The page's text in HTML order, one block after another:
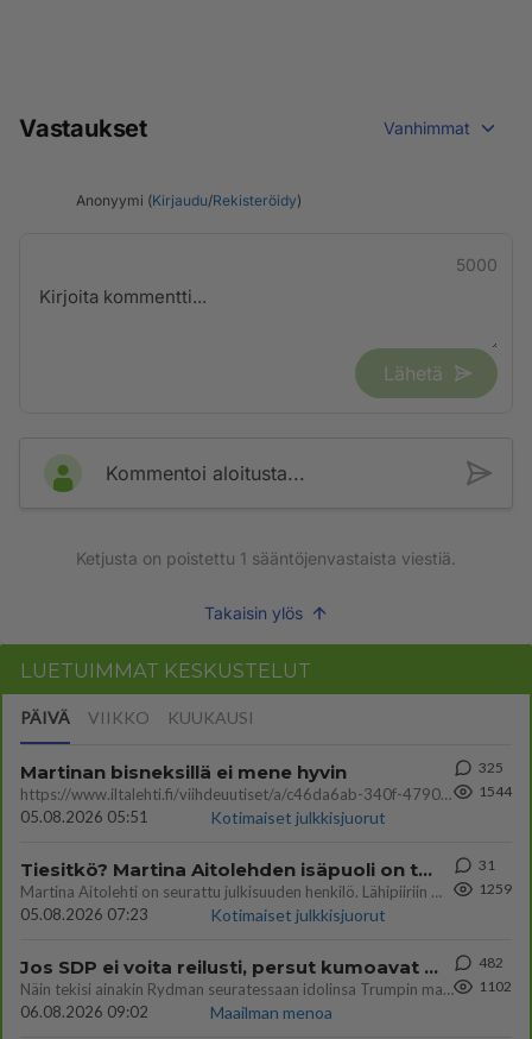
Vastaukset Vanhimmat
Anonyymi (Kirjaudu/Rekisteröidy)
5000
Lähetä
Kommentoi aloitusta...
Ketjusta on poistettu 1 sääntöjenvastaista viestiä.
Takaisin ylös
LUETUIMMAT KESKUSTELUT
PÄIVÄ VIIKKO KUUKAUSI
Martinan bisneksillä ei mene hyvin
https://www.iltalehti.fi/viihdeuutiset/a/c46da6ab-340f-4790-aaa7-0865eed2336 Yrityksen konkurssihakemus on tullut kärä
05.08.2026 05:51
Kotimaiset julkkisjuorut
325
1544
Tiesitkö? Martina Aitolehden isäpuoli on tämä suosittu laulaja
Martina Aitolehti on seurattu julkisuuden henkilö. Lähipiiriin mahtuu muitakin tunnettuja henkilöitä. Tiesitkö, että Ma
05.08.2026 07:23
Kotimaiset julkkisjuorut
31
1259
Jos SDP ei voita reilusti, persut kumoavat demokratian Suomesta
Näin tekisi ainakin Rydman seuratessaan idolinsa Trumpin mallia https://www.is.fi/politiikka/art-2000012187244.html
06.08.2026 09:02
Maailman menoa
482
1102